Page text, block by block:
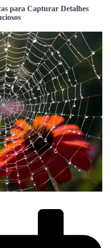
para Capturar Detalhes